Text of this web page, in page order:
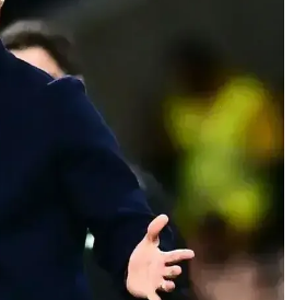
سیگنال مثبت دیپلماسی به بورس